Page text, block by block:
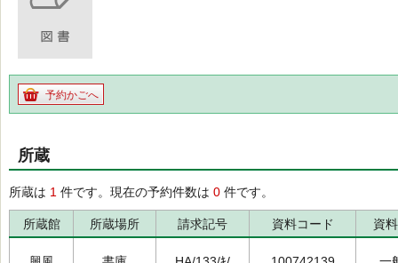
予約かごへ
所蔵
所蔵は 1 件です。現在の予約件数は 0 件です。
所蔵館 所蔵場所 請求記号 資料コード 資